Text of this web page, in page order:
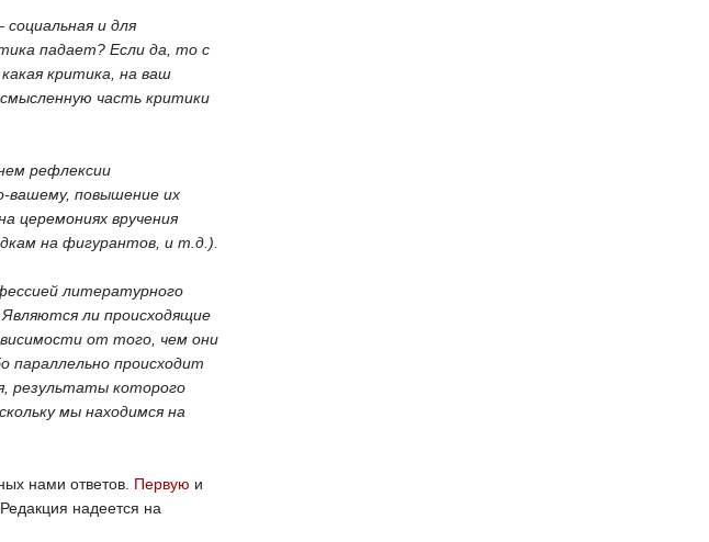
и для
падает? Если да, то с
критика, на ваш
часть критики
рефлексии
вашему, повышение их
церемониях вручения
на фигурантов, и т.д.).
литературного
ли происходящие
от того, чем они
параллельно происходит
результаты которого
мы находимся на
нами ответов. Первую и
надеется на